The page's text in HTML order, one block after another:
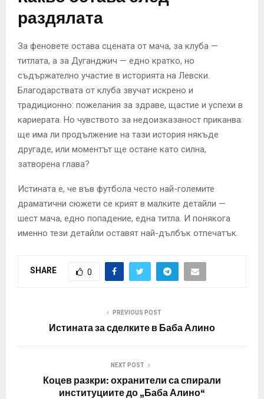
раздялата
За феновете остава сцената от мача, за клуба —
титлата, а за Дуганджич — едно кратко, но
съдържателно участие в историята на Левски.
Благодарствата от клуба звучат искрено и
традиционно: пожелания за здраве, щастие и успехи в
кариерата. Но чувството за недоизказаност приканва:
ще има ли продължение на тази история някъде
другаде, или моментът ще остане като силна,
затворена глава?
Истината е, че във футбола често най-големите
драматични сюжети се крият в малките детайли —
шест мача, едно попадение, една титла. И понякога
именно тези детайли оставят най-дълбък отпечатък.
SHARE 0
PREVIOUS POST
Истината за сделките в Баба Алино
NEXT POST
Коцев разкри: охранители са спирали
институциите до „Баба Алино“